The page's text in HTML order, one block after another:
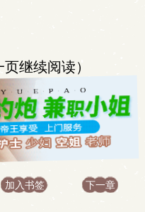
继续阅读）
加入书签 下一章